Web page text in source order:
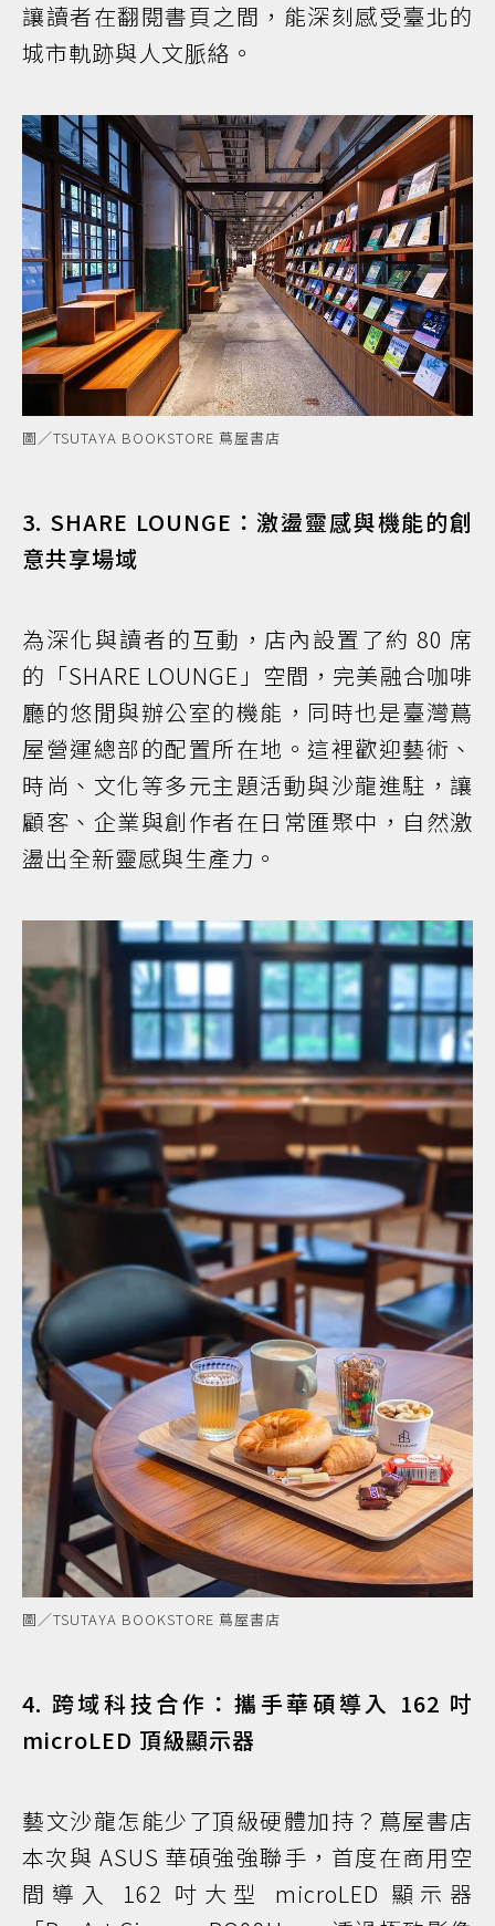
讓讀者在翻閱書頁之間，能深刻感受臺北的
城市軌跡與人文脈絡。
圖／TSUTAYA BOOKSTORE 蔦屋書店
3. SHARE LOUNGE：激盪靈感與機能的創
意共享場域
為深化與讀者的互動，店內設置了約 80 席
的「SHARE LOUNGE」空間，完美融合咖啡
廳的悠閒與辦公室的機能，同時也是臺灣蔦
屋營運總部的配置所在地。這裡歡迎藝術、
時尚、文化等多元主題活動與沙龍進駐，讓
顧客、企業與創作者在日常匯聚中，自然激
盪出全新靈感與生產力。
圖／TSUTAYA BOOKSTORE 蔦屋書店
4. 跨域科技合作：攜手華碩導入 162 吋
microLED 頂級顯示器
藝文沙龍怎能少了頂級硬體加持？蔦屋書店
本次與 ASUS 華碩強強聯手，首度在商用空
間導入 162 吋大型 microLED 顯示器